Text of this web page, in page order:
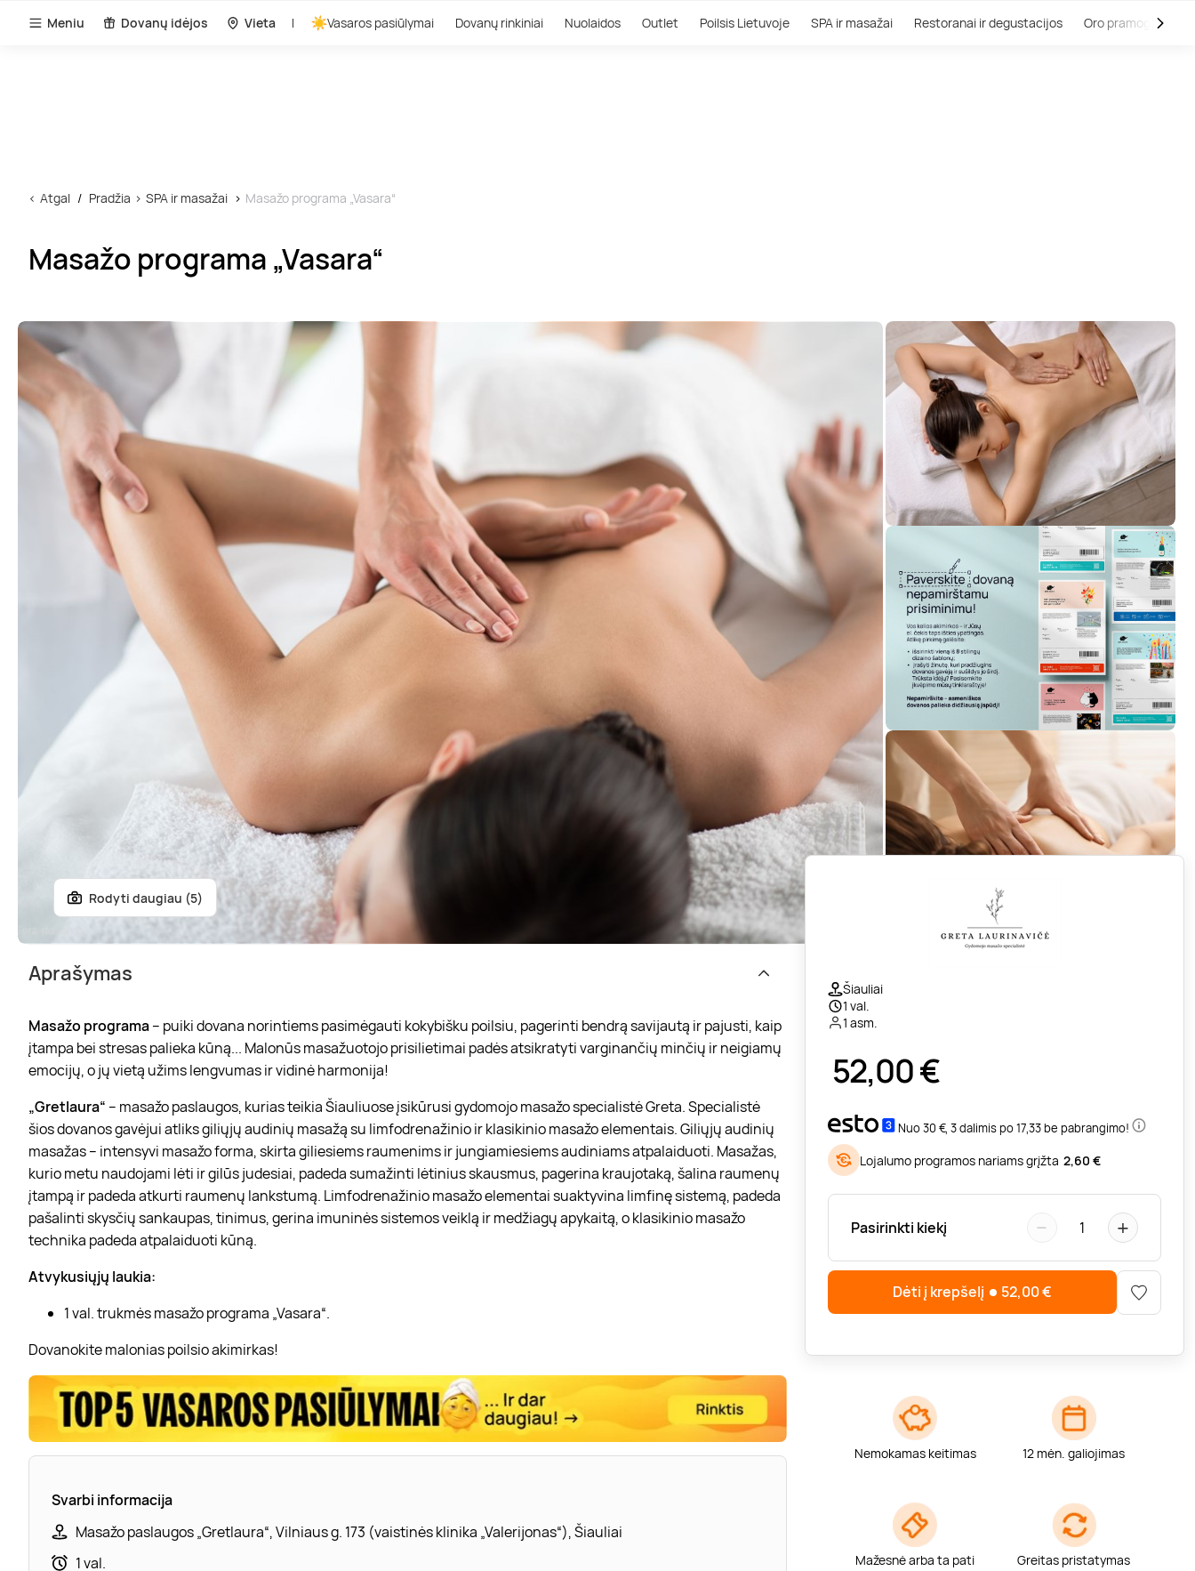
Meniu Dovanų idėjos Vieta Vasaros pasiūlymai Dovanų rinkiniai Nuolaidos Outlet Poilsis Lietuvoje SPA ir masažai Restoranai ir degustacijos Oro pramogos
Atgal Pradžia SPA ir masažai Masažo programa „Vasara“
Masažo programa „Vasara“
Rodyti daugiau (5)
Šiauliai
1 val.
1 asm.
52,00€
Nuo 30 €, 3 dalimis po 17,33 be pabrangimo!
Lojalumo programos nariams grįžta 2,60 €
Pasirinkti kiekį − 1 +
Dėti į krepšelį 52,00€
Nemokamas keitimas 12 mėn. galiojimas
Mažesnė arba ta pati
Greitas pristatymas
Aprašymas
Masažo programa– puiki dovana norintiems pasimėgauti kokybišku poilsiu, pagerinti bendrą savijautą ir pajusti, kaip
įtampa bei stresas palieka kūną... Malonūs masažuotojo prisilietimai padės atsikratyti varginančių minčių ir neigiamų
emocijų, o jų vietą užims lengvumas ir vidinė harmonija!
„Gretlaura“ – masažo paslaugos, kurias teikia Šiauliuose įsikūrusi gydomojo masažo specialistė Greta. Specialistė
šios dovanos gavėjui atliks giliųjų audinių masažą su limfodrenažinio ir klasikinio masažo elementais. Giliųjų audinių
masažas – intensyvi masažo forma, skirta giliesiems raumenims ir jungiamiesiems audiniams atpalaiduoti. Masažas,
kurio metu naudojami lėti ir gilūs judesiai, padeda sumažinti lėtinius skausmus, pagerina kraujotaką, šalina raumenų
įtampą ir padeda atkurti raumenų lankstumą. Limfodrenažinio masažo elementai suaktyvina limfinę sistemą, padeda
pašalinti skysčių sankaupas, tinimus, gerina imuninės sistemos veiklą ir medžiagų apykaitą, o klasikinio masažo
technika padeda atpalaiduoti kūną.
Atvykusiųjų laukia:
1 val. trukmės masažo programa „Vasara“.
Dovanokite malonias poilsio akimirkas!
Svarbi informacija
Masažo paslaugos „Gretlaura“, Vilniaus g. 173 (vaistinės klinika „Valerijonas“), Šiauliai
1 val.